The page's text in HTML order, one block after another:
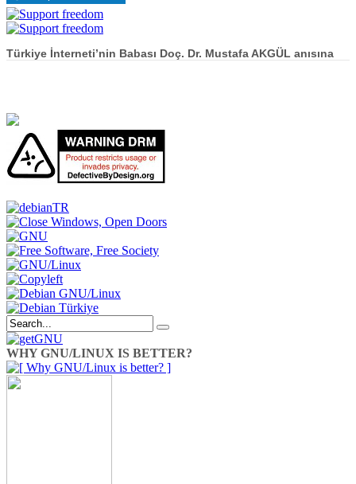
Türkiye İnterneti’nin Babası Doç. Dr. Mustafa AKGÜL anısına
WHY GNU/LINUX IS BETTER?